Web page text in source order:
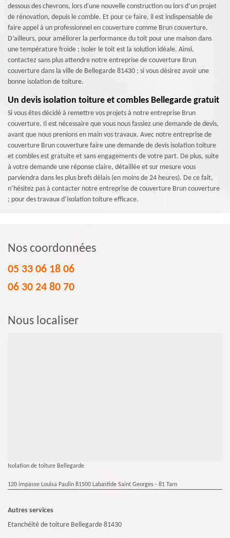
dessous des chevrons, lors d'une nouvelle construction ou lors d’un projet
de rénovation, depuis le comble. Et pour ce faire, il est indispensable de
faire appel à un professionnel en couverture comme Brun couverture.
D’ailleurs, pour améliorer la performance du toit pour une maison dans
une température froide ; isoler le toit est la solution idéale. Ainsi,
contactez sans plus attendre notre entreprise de couverture Brun
couverture dans la ville de Bellegarde 81430 ; si vous désirez avoir une
bonne isolation de toiture.
Un devis isolation toiture et combles Bellegarde gratuit
Si vous êtes décidé à remettre vos projets à notre entreprise Brun
couverture. Il est nécessaire que vous nous fassiez une demande de devis,
avant que nous prenions en main vos travaux. Avec notre entreprise de
couverture Brun couverture faire une demande de devis isolation toiture
et combles est gratuite et sans engagements de votre part. De plus, suite
à votre demande une réponse claire, détaillée et sur mesure vous
parviendra dans les plus brefs délais (en moins de 24 heures). De ce fait,
n’hésitez pas à contacter notre entreprise de couverture Brun couverture
; pour des travaux d’isolation toiture efficace.
Nos coordonnées
05 33 06 18 06
06 30 24 80 70
Nous localiser
Isolation de toiture Bellegarde
120 impasse Louisa Paulin 81500 Labastide Saint Georges - 81 Tarn
Autres services
Etanchéité de toiture Bellegarde 81430